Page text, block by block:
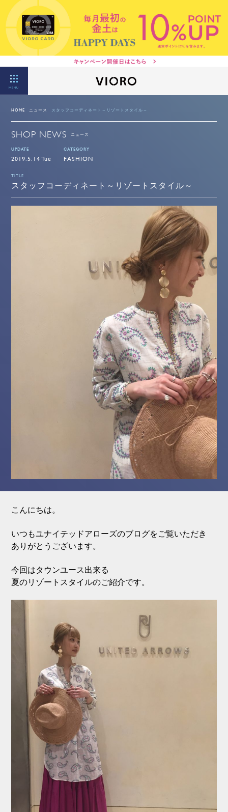
MENU
HOME ニュース スタッフコーディネート～リゾートスタイル～
SHOP NEWS ニュース
UPDATE
2019.5.14 Tue
CATEGORY
FASHION
TITLE
スタッフコーディネート～リゾートスタイル～
こんにちは。
いつもユナイテッドアローズのブログをご覧いただき
ありがとうございます。
今回はタウンユース出来る
夏のリゾートスタイルのご紹介です。